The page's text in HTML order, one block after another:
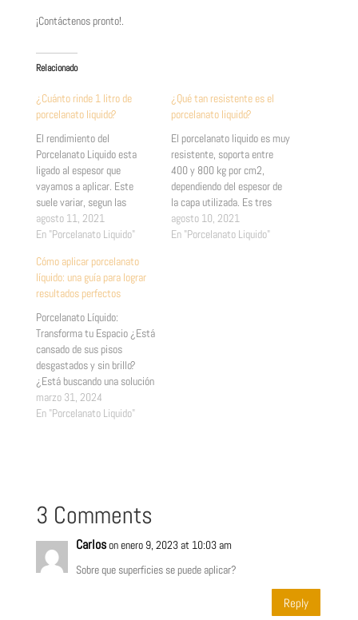
¡Contáctenos pronto!.
Relacionado
¿Cuánto rinde 1 litro de
porcelanato liquido?
El rendimiento del
Porcelanato Liquido esta
ligado al espesor que
vayamos a aplicar. Este
suele variar, segun las
necesidades técnicas, por
ejemplo si será un piso para
general, se aplica un espesor
de 750 micrones, de una…
agosto 11, 2021
En "Porcelanato Liquido"
¿Qué tan resistente es el
porcelanato liquido?
El porcelanato liquido es muy
resistente, soporta entre
400 y 800 kg por cm2,
dependiendo del espesor de
la capa utilizada. Es tres
veces mas fuerte que el
hormigón. El porcelanato
agosto 10, 2021
En "Porcelanato Liquido"
Cómo aplicar porcelanato
líquido: una guía para lograr
resultados perfectos
Porcelanato Líquido:
Transforma tu Espacio ¿Está
cansado de sus pisos
desgastados y sin brillo?
¿Está buscando una solución
duradera y estética que
realce la belleza de su
marzo 31, 2024
En "Porcelanato Liquido"
3 Comments
Carloson enero 9, 2023 at 10:03 am
Sobre que superficies se puede aplicar?
Reply